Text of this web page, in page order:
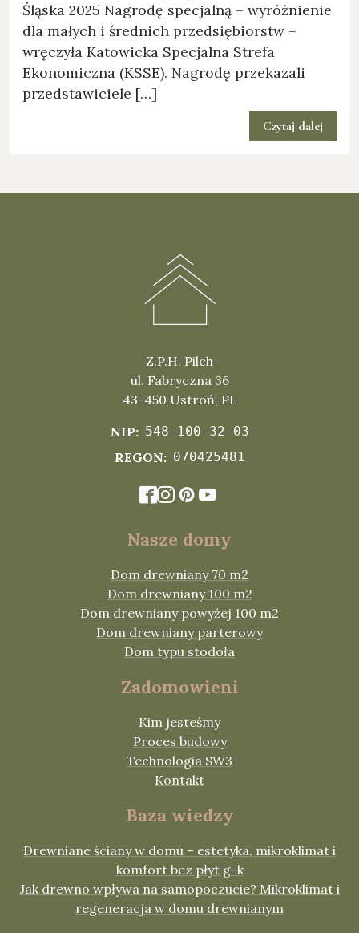
Śląska 2025 Nagrodę specjalną – wyróżnienie
dla małych i średnich przedsiębiorstw –
wręczyła Katowicka Specjalna Strefa
Ekonomiczna (KSSE). Nagrodę przekazali
przedstawiciele […]
Czytaj dalej
Z.P.H. Pilch
ul. Fabryczna 36
43-450 Ustroń, PL
NIP: 548-100-32-03
REGON: 070425481
Nasze domy
Dom drewniany 70 m2
Dom drewniany 100 m2
Dom drewniany powyżej 100 m2
Dom drewniany parterowy
Dom typu stodoła
Zadomowieni
Kim jesteśmy
Proces budowy
Technologia SW3
Kontakt
Baza wiedzy
Drewniane ściany w domu – estetyka, mikroklimat i
komfort bez płyt g-k
Jak drewno wpływa na samopoczucie? Mikroklimat i
regeneracja w domu drewnianym